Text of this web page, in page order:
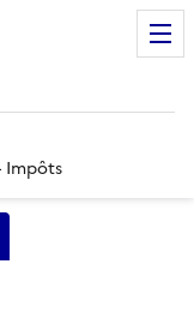
Impôts
clés, partie du